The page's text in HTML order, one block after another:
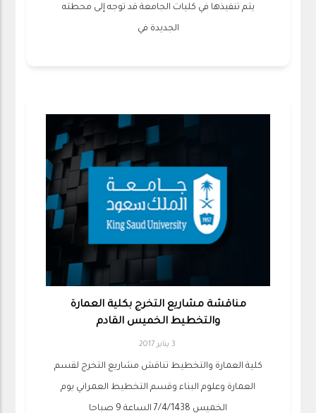
يتم تنفيذها في كليات الجامعة قد توجه إلى محطته
الجديدة في
مناقشة مشاريع التخرج بكلية العمارة
والتخطيط الخميس القادم
3 يناير 2017
كلية العمارة والتخطيط تناقش مشاريع التخرج لقسم
العمارة وعلوم البناء وقسم التخطيط العمراني يوم
الخميس 7/4/1438 الساعة 9 صباحا